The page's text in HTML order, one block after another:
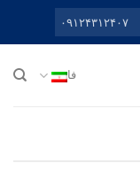
۰۹۱۲۴۳۱۲۴۰۷
فا